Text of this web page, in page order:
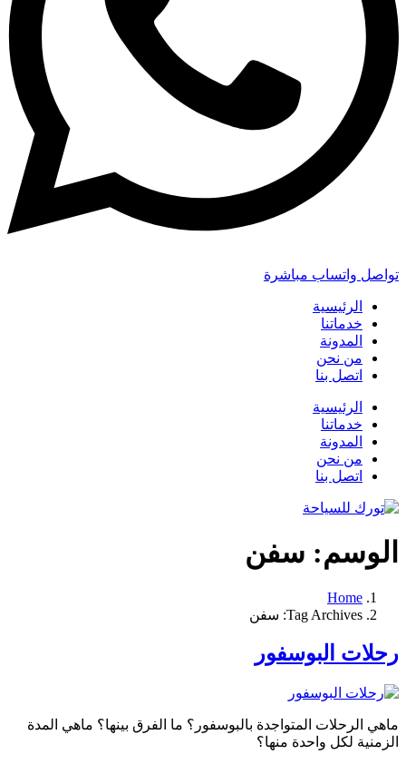
تواصل واتساب مباشرة
الرئيسية
خدماتنا
المدونة
من نحن
اتصل بنا
الرئيسية
خدماتنا
المدونة
من نحن
اتصل بنا
الوسم: سفن
Home
Tag Archives: سفن
رحلات البوسفور
ماهي الرحلات المتواجدة بالبوسفور؟ ما الفرق بينها؟ ماهي المدة
الزمنية لكل واحدة منها؟